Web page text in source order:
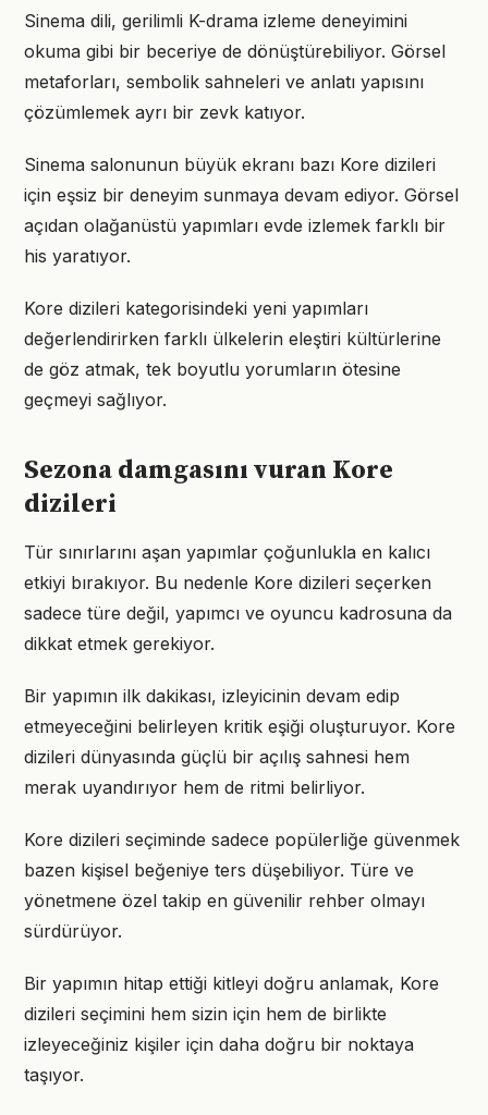
Sinema dili, gerilimli K-drama izleme deneyimini
okuma gibi bir beceriye de dönüştürebiliyor. Görsel
metaforları, sembolik sahneleri ve anlatı yapısını
çözümlemek ayrı bir zevk katıyor.
Sinema salonunun büyük ekranı bazı Kore dizileri
için eşsiz bir deneyim sunmaya devam ediyor. Görsel
açıdan olağanüstü yapımları evde izlemek farklı bir
his yaratıyor.
Kore dizileri kategorisindeki yeni yapımları
değerlendirirken farklı ülkelerin eleştiri kültürlerine
de göz atmak, tek boyutlu yorumların ötesine
geçmeyi sağlıyor.
Sezona damgasını vuran Kore
dizileri
Tür sınırlarını aşan yapımlar çoğunlukla en kalıcı
etkiyi bırakıyor. Bu nedenle Kore dizileri seçerken
sadece türe değil, yapımcı ve oyuncu kadrosuna da
dikkat etmek gerekiyor.
Bir yapımın ilk dakikası, izleyicinin devam edip
etmeyeceğini belirleyen kritik eşiği oluşturuyor. Kore
dizileri dünyasında güçlü bir açılış sahnesi hem
merak uyandırıyor hem de ritmi belirliyor.
Kore dizileri seçiminde sadece popülerliğe güvenmek
bazen kişisel beğeniye ters düşebiliyor. Türe ve
yönetmene özel takip en güvenilir rehber olmayı
sürdürüyor.
Bir yapımın hitap ettiği kitleyi doğru anlamak, Kore
dizileri seçimini hem sizin için hem de birlikte
izleyeceğiniz kişiler için daha doğru bir noktaya
taşıyor.